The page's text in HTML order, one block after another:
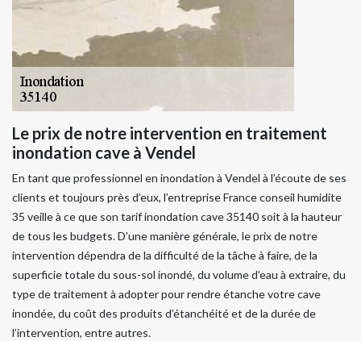
Le prix de notre intervention en traitement
inondation cave à Vendel
En tant que professionnel en inondation à Vendel à l’écoute de ses
clients et toujours près d’eux, l’entreprise France conseil humidite
35 veille à ce que son tarif inondation cave 35140 soit à la hauteur
de tous les budgets. D’une manière générale, le prix de notre
intervention dépendra de la difficulté de la tâche à faire, de la
superficie totale du sous-sol inondé, du volume d’eau à extraire, du
type de traitement à adopter pour rendre étanche votre cave
inondée, du coût des produits d’étanchéité et de la durée de
l’intervention, entre autres.